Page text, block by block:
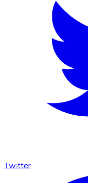
Twitter